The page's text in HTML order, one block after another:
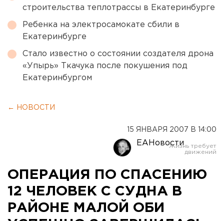
строительства теплотрассы в Екатеринбурге
Ребенка на электросамокате сбили в
Екатеринбурге
Стало известно о состоянии создателя дрона
«Упырь» Ткачука после покушения под
Екатеринбургом
← НОВОСТИ
15 ЯНВАРЯ 2007 В 14:00
ЕАНовости
ОПЕРАЦИЯ ПО СПАСЕНИЮ
12 ЧЕЛОВЕК С СУДНА В
РАЙОНЕ МАЛОЙ ОБИ